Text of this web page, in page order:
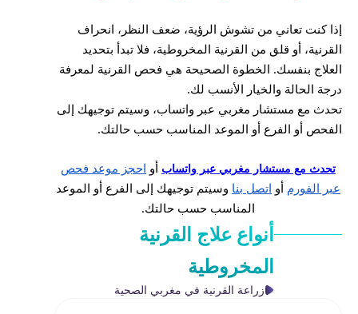
إذا كنت تعاني من تشوش الرؤية، ضعف النظر، انحراف
القرنية، أو قلق من القرنية المخروطية، فلا تبدأ بتحديد
العلاج بنفسك. الخطوة الصحيحة هي فحص القرنية لمعرفة
درجة الحالة والخيار الأنسب لك.
تحدث مع مستشار مغربي عبر واتساب، وسيتم توجيهك إلى
الفحص أو الفرع أو الموعد المناسب حسب حالتك.
تحدث مع مستشار مغربي عبر واتساب أو احجز موعد فحص
عبر الفورم أو اتصل بنا وسيتم توجيهك إلى الفرع أو الموعد
المناسب حسب حالتك.
أنواع علاج القرنية
المخروطية
زراعة القرنية في مغربي الصحية